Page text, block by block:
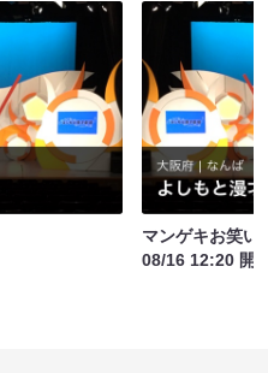
マンゲキお笑い
08/16 12:20 開